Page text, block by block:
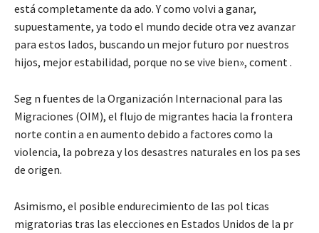
está completamente da ado. Y como volvi a ganar,
supuestamente, ya todo el mundo decide otra vez avanzar
para estos lados, buscando un mejor futuro por nuestros
hijos, mejor estabilidad, porque no se vive bien», coment .
Seg n fuentes de la Organización Internacional para las
Migraciones (OIM), el flujo de migrantes hacia la frontera
norte contin a en aumento debido a factores como la
violencia, la pobreza y los desastres naturales en los pa ses
de origen.
Asimismo, el posible endurecimiento de las pol ticas
migratorias tras las elecciones en Estados Unidos de la pr